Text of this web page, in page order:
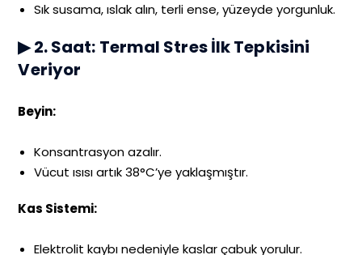
Sık susama, ıslak alın, terli ense, yüzeyde yorgunluk.
▶ 2. Saat: Termal Stres İlk Tepkisini
Veriyor
Beyin:
Konsantrasyon azalır.
Vücut ısısı artık 38°C’ye yaklaşmıştır.
Kas Sistemi:
Elektrolit kaybı nedeniyle kaslar çabuk yorulur.